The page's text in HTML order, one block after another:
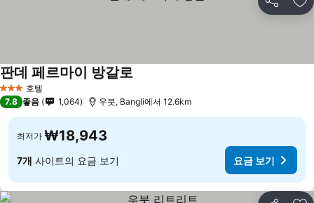
공유 즐
3 성급 호텔
판데 페르마이 방갈로
7.8 좋음 1,064 우붓, Bangli에서 12.6km
최저가 ₩18,943
7개 사이트의 요금 보기 요금 보기